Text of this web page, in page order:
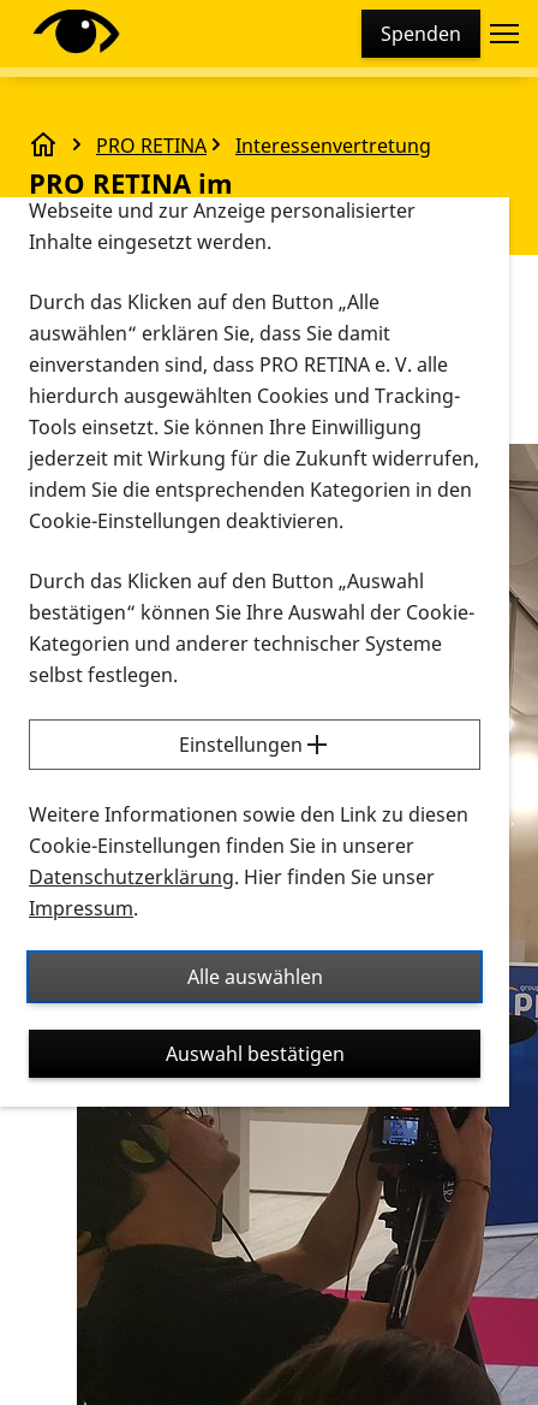
Spenden
PRO RETINA Interessenvertretung
PRO RETINA im Europaparlament
PRO RETINA im
Europaparlament
Vorlesen
Die PRO RETINA Interessenvertretung auf
dem Chiesi Event & Ausstellung „Its rare for
me“ vom 10. – 12.02.2026 im Europäischen
Parlament in Straßburg
Diese Webseite setzt verschiedene Cookies und
Tracking-Tools ein. Dies beinhaltet Cookies und
technisch notwendig sind, die zu statistischen
Zwecken sowie zur besseren Bedienbarkeit der
Webseite und zur Anzeige personalisierter
Inhalte eingesetzt werden.
Durch das Klicken auf den Button „Alle
auswählen“ erklären Sie, dass Sie damit
einverstanden sind, dass PRO RETINA e. V. alle
hierdurch ausgewählten Cookies und Tracking-
Tools einsetzt. Sie können Ihre Einwilligung
jederzeit mit Wirkung für die Zukunft widerrufen,
indem Sie die entsprechenden Kategorien in den
Cookie-Einstellungen deaktivieren.
Durch das Klicken auf den Button „Auswahl
bestätigen“ können Sie Ihre Auswahl der Cookie-
Kategorien und anderer technischer Systeme
selbst festlegen.
Einstellungen
Weitere Informationen sowie den Link zu diesen
Cookie-Einstellungen finden Sie in unserer
Datenschutzerklärung. Hier finden Sie unser
Impressum.
Alle auswählen
Auswahl bestätigen